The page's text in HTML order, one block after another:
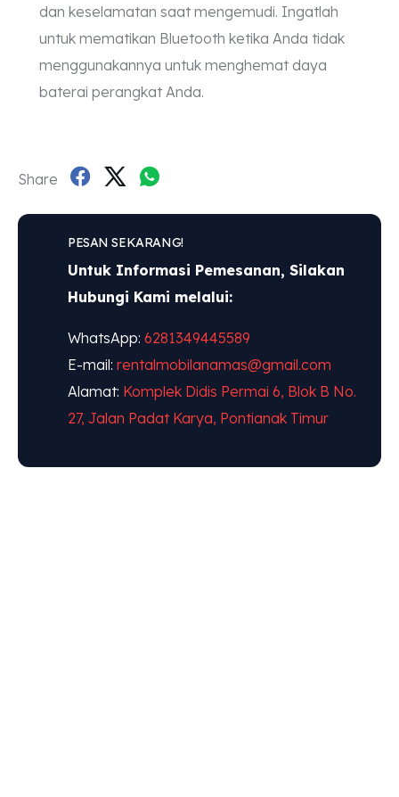
dan keselamatan saat mengemudi. Ingatlah
untuk mematikan Bluetooth ketika Anda tidak
menggunakannya untuk menghemat daya
baterai perangkat Anda.
Share
PESAN SEKARANG!
Untuk Informasi Pemesanan, Silakan
Hubungi Kami melalui:
WhatsApp: 6281349445589
E-mail: rentalmobilanamas@gmail.com
Alamat: Komplek Didis Permai 6, Blok B No.
27, Jalan Padat Karya, Pontianak Timur